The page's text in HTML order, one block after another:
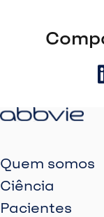
Quem somos
Ciência
Pacientes